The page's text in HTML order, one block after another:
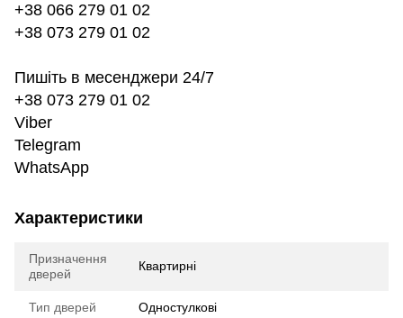
+38 066 279 01 02
+38 073 279 01 02
Пишіть в месенджери 24/7
+38 073 279 01 02
Viber
Telegram
WhatsApp
Характеристики
Призначення
дверей
Квартирні
Тип дверей Одностулкові